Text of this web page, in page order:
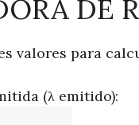
DE
valores para
(λ emitido):